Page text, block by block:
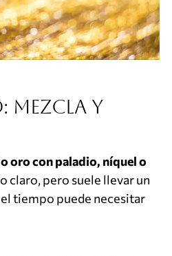
mezcla y
oro con paladio, níquel o
claro, pero suele llevar un
tiempo puede necesitar